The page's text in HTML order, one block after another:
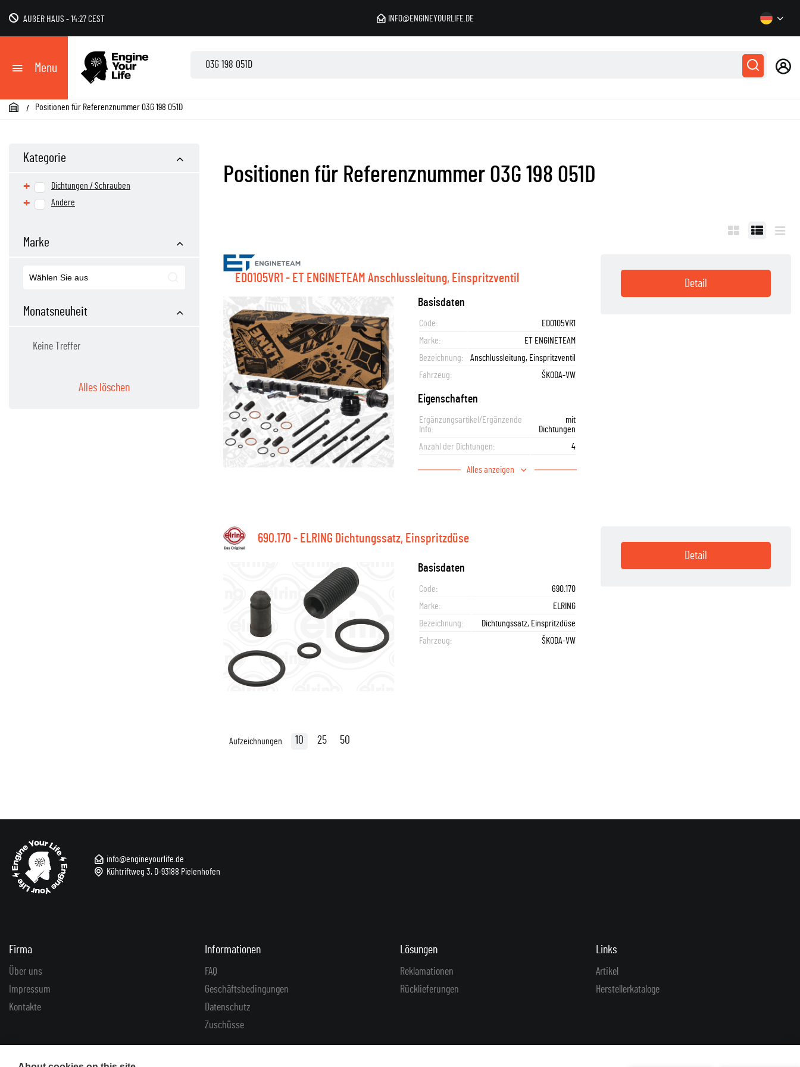
AUßER HAUS -14:27 CEST INFO@ENGINEYOURLIFE.DE
Menu
Positionen für Referenznummer 03G 198 051D
Kategorie
Dichtungen / Schrauben
+
Andere
+
Marke
Monatsneuheit
Alles löschen
Positionen für Referenznummer 03G 198 051D
ED0105VR1 - ET ENGINETEAM Anschlussleitung, Einspritzventil
Basisdaten
Code:
ED0105VR1
Marke:
ET ENGINETEAM
Bezeichnung:
Anschlussleitung, Einspritzventil
Fahrzeug:
ŠKODA-VW
Eigenschaften
Ergänzungsartikel/Ergänzende
Info:
mit
Dichtungen
Anzahl der Dichtungen:
4
Alles anzeigen
Detail
690.170 - ELRING Dichtungssatz, Einspritzdüse
Basisdaten
Code:
690.170
Marke:
ELRING
Bezeichnung:
Dichtungssatz, Einspritzdüse
Fahrzeug:
ŠKODA-VW
Detail
Aufzeichnungen 10 25 50
info@engineyourlife.de
Kühtriftweg 3, D-93188 Pielenhofen
Firma
Über uns
Impressum
Kontakte
Informationen
FAQ
Geschäftsbedingungen
Datenschutz
Zuschüsse
Lösungen
Reklamationen
Rücklieferungen
Links
Artikel
Herstellerkataloge